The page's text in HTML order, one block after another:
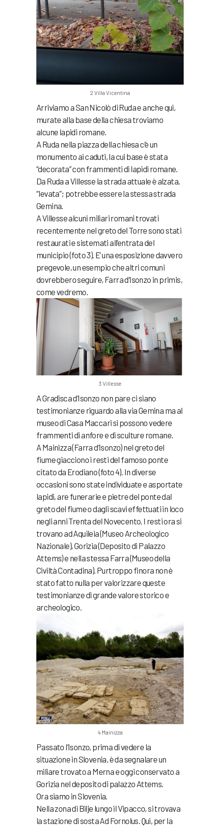
2 Villa Vicentina
Arriviamo a San Nicolò di Ruda e anche qui,
murate alla base della chiesa troviamo
alcune lapidi romane.
A Ruda nella piazza della chiesa c’è un
monumento ai caduti, la cui base è stata
“decorata” con frammenti di lapidi romane.
Da Ruda a Villesse la strada attuale è alzata,
“levata”; potrebbe essere la stessa strada
Gemina.
A Villesse alcuni miliari romani trovati
recentemente nel greto del Torre sono stati
restaurati e sistemati all’entrata del
municipio (foto 3). E’ una esposizione davvero
pregevole, un esempio che altri comuni
dovrebbero seguire, Farra d’Isonzo in primis,
come vedremo.
3 Villesse
A Gradisca d’Isonzo non pare ci siano
testimonianze riguardo alla via Gemina ma al
museo di Casa Maccari si possono vedere
frammenti di anfore e di sculture romane.
A Mainizza (Farra d’Isonzo) nel greto del
fiume giacciono i resti del famoso ponte
citato da Erodiano (foto 4). In diverse
occasioni sono state individuate e asportate
lapidi, are funerarie e pietre del ponte dal
greto del fiume o dagli scavi effettuati in loco
negli anni Trenta del Novecento. I resti ora si
trovano ad Aquileia (Museo Archeologico
Nazionale), Gorizia (Deposito di Palazzo
Attems) e nella stessa Farra (Museo della
Civiltà Contadina). Purtroppo finora non è
stato fatto nulla per valorizzare queste
testimonianze di grande valore storico e
archeologico.
4 Mainizza
Passato l’Isonzo, prima di vedere la
situazione in Slovenia, è da segnalare un
miliare trovato a Merna e oggi conservato a
Gorizia nel deposito di palazzo Attems.
Ora siamo in Slovenia.
Nella zona di Bilje lungo il Vipacco, si trovava
la stazione di sosta Ad Fornolus. Qui, per la